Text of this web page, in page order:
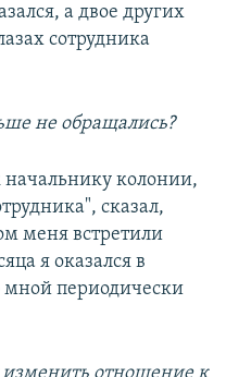
а двое других
сотрудника
не обращались?
начальнику колонии,
сказал,
меня встретили
я оказался в
периодически